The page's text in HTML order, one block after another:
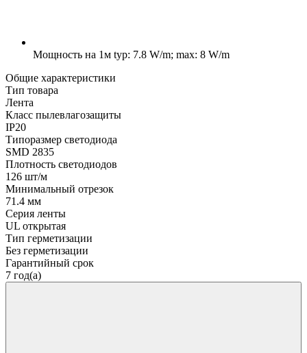
Мощность на 1м typ: 7.8 W/m; max: 8 W/m
Общие характеристики
Тип товара
Лента
Класс пылевлагозащиты
IP20
Типоразмер светодиода
SMD 2835
Плотность светодиодов
126 шт/м
Минимальный отрезок
71.4 мм
Серия ленты
UL открытая
Тип герметизации
Без герметизации
Гарантийный срок
7 год(а)